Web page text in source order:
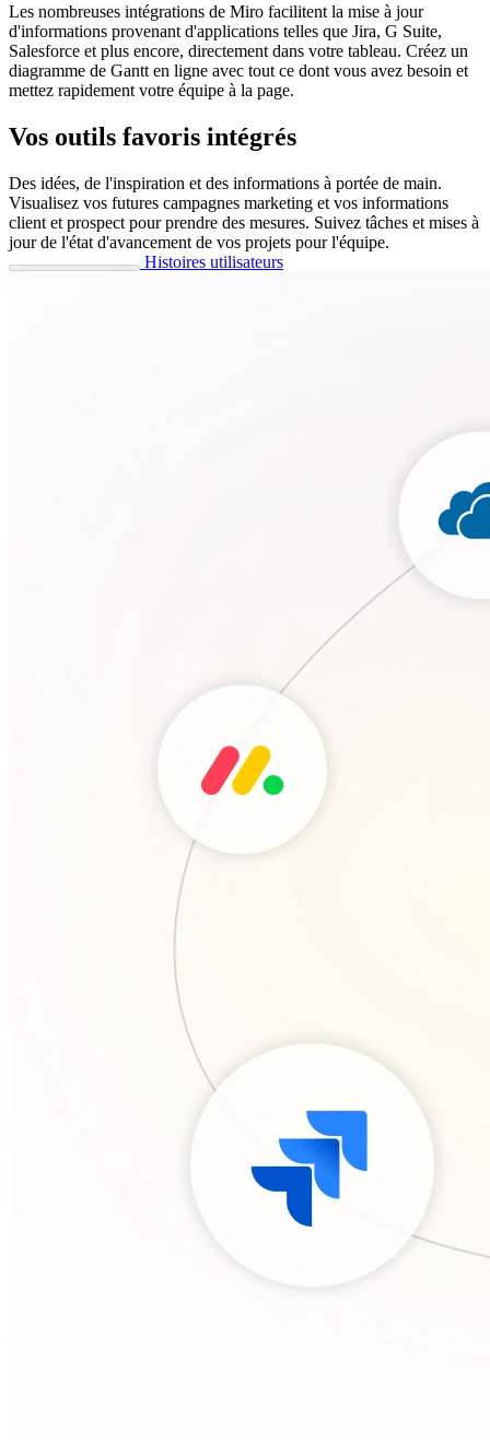
Les nombreuses intégrations de Miro facilitent la mise à jour
d'informations provenant d'applications telles que Jira, G Suite,
Salesforce et plus encore, directement dans votre tableau. Créez un
diagramme de Gantt en ligne avec tout ce dont vous avez besoin et
mettez rapidement votre équipe à la page.
Vos outils favoris intégrés
Des idées, de l'inspiration et des informations à portée de main.
Visualisez vos futures campagnes marketing et vos informations
client et prospect pour prendre des mesures. Suivez tâches et mises à
jour de l'état d'avancement de vos projets pour l'équipe.
Histoires utilisateurs